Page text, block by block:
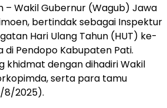
– Wakil Gubernur (Wagub) Jawa
bertindak sebagai Inspektur
Hari Ulang Tahun (HUT) ke-
di Pendopo Kabupaten Pati.
khidmat dengan dihadiri Wakil
serta para tamu
8/2025).